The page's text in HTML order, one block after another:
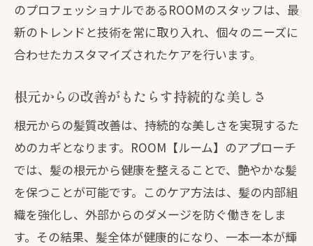
のプロフェッショナルであるROOMのスタッフは、最
新のトレンドと技術を常に取り入れ、個々のニーズに
合わせたカスタマイズされたケアを行います。
根元からの改善がもたらす持続的な美しさ
根元からの髪質改善は、持続的な美しさを実現するた
めのカギとなります。ROOM【ルーム】のアプローチ
では、髪の根元から健康を整えることで、艶やかな髪
を保つことが可能です。このケア方法は、髪の内部組
織を強化し、外部からのダメージを防ぐ働きをしま
す。その結果、髪全体が健康的になり、一本一本が輝